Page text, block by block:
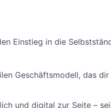
Einstieg in die
Geschäftsmodell, das
und digital zur Seite –